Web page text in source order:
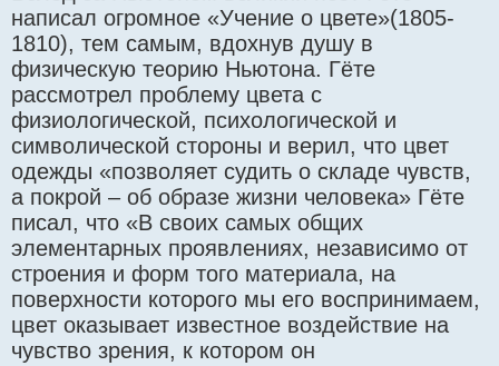
написал огромное «Учение о цвете»(1805-
1810), тем самым, вдохнув душу в
физическую теорию Ньютона. Гёте
рассмотрел проблему цвета с
физиологической, психологической и
символической стороны и верил, что цвет
одежды «позволяет судить о складе чувств,
а покрой – об образе жизни человека» Гёте
писал, что «В своих самых общих
элементарных проявлениях, независимо от
строения и форм того материала, на
поверхности которого мы его воспринимаем,
цвет оказывает известное воздействие на
чувство зрения, к котором он